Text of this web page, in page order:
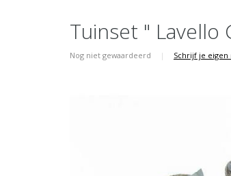
Tuinset " Lavello
Nog niet gewaardeerd | Schrijf je eigen